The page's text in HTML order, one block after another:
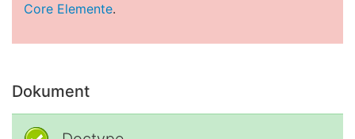
Core Elemente.
Dokument